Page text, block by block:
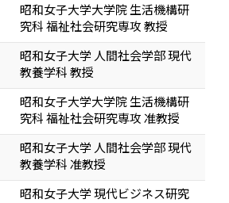
昭和女子大学大学院 生活機構研
究科 福祉社会研究専攻 教授
昭和女子大学 人間社会学部 現代
教養学科 教授
昭和女子大学大学院 生活機構研
究科 福祉社会研究専攻 准教授
昭和女子大学 人間社会学部 現代
教養学科 准教授
昭和女子大学 現代ビジネス研究